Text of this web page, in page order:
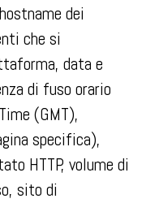
dei
che si
data e
di fuso orario
(GMT),
specifica),
HTTP, volume di
sito di